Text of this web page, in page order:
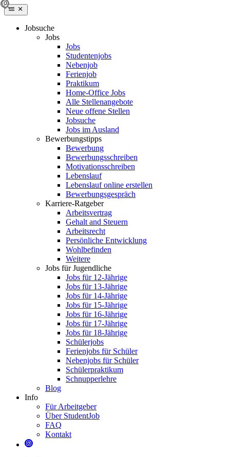
Jobsuche
Jobs
Jobs
Studentenjobs
Nebenjob
Ferienjob
Praktikum
Home-Office Jobs
Alle Stellenangebote
Neue offene Stellen
Jobsuche
Jobs im Ausland
Bewerbungstipps
Bewerbung
Bewerbungsschreiben
Motivationsschreiben
Lebenslauf
Lebenslauf online erstellen
Bewerbungsgespräch
Karriere-Ratgeber
Arbeitsvertrag
Gehalt and Steuern
Arbeitsrecht
Persönliche Entwicklung
Wohlbefinden
Weitere
Jobs für Jugendliche
Jobs für 12-Jährige
Jobs für 13-Jährige
Jobs für 14-Jährige
Jobs für 15-Jährige
Jobs für 16-Jährige
Jobs für 17-Jährige
Jobs für 18-Jährige
Schülerjobs
Ferienjobs für Schüler
Nebenjobs für Schüler
Schülerpraktikum
Schnupperlehre
Blog
Info
Für Arbeitgeber
Über StudentJob
FAQ
Kontakt